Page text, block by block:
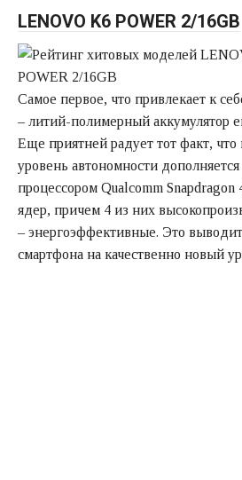
LENOVO K6 POWER 2/16GB
Самое первое, что привлекает к
– литий-полимерный аккумулятор
Еще приятней радует тот факт,
уровень автономности
процессором Qualcomm Snapdragon
ядер, причем 4 из них
– энергоэффективные. Это
смартфона на качественно новый